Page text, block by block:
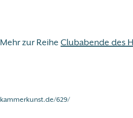
Mehr zur Reihe Clubabende des
kammerkunst.de/629/